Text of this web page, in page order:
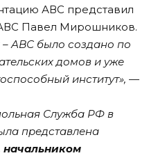
АВС представил
Павел Мирошников.
АВС было создано по
домов и уже
институт», —
Служба РФ в
представлена